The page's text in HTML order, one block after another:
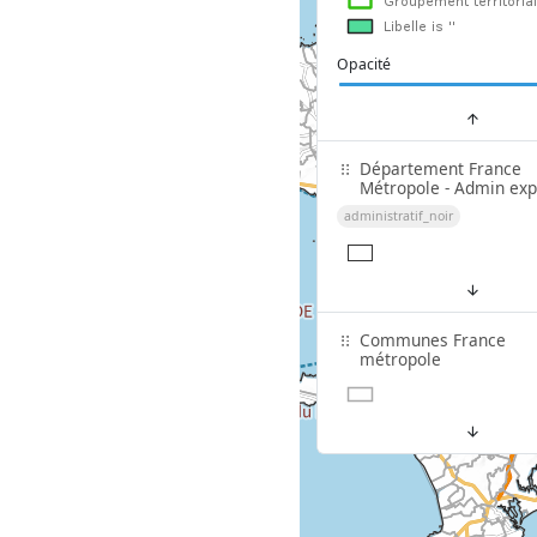
Opacité
Département France
Métropole - Admin
administratif_noir
Communes France
métropole